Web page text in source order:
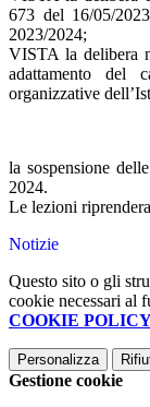
673 del 16/05/
2023/2024;
VISTA la delibera
adattamento del
organizzative
la sospensione
2024.
Le lezioni
Notizie
Questo sito o gli
cookie necessari al
COOKIE
Personalizza
Gestione cookie